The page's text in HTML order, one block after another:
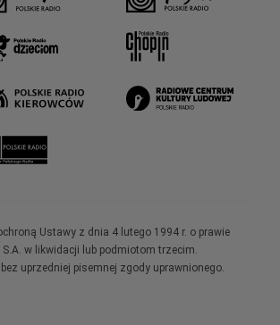
Ustawy z dnia 4 lutego 1994 r. o prawie
w likwidacji lub podmiotom trzecim.
uprzedniej pisemnej zgody uprawnionego.